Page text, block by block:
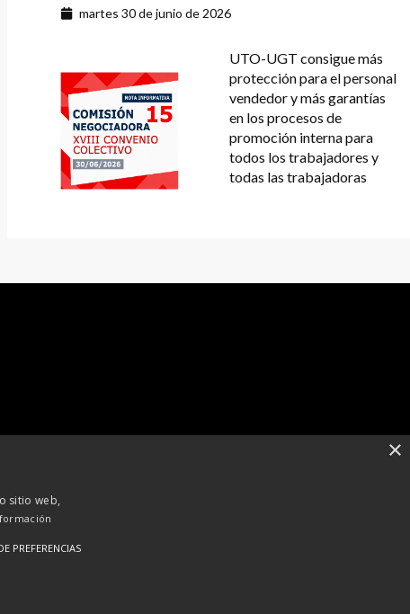
martes 30 de junio de 2026
UTO-UGT consigue más
protección para el personal
vendedor y más garantías
en los procesos de
promoción interna para
todos los trabajadores y
todas las trabajadoras
×
sitio web,
PREFERENCIAS